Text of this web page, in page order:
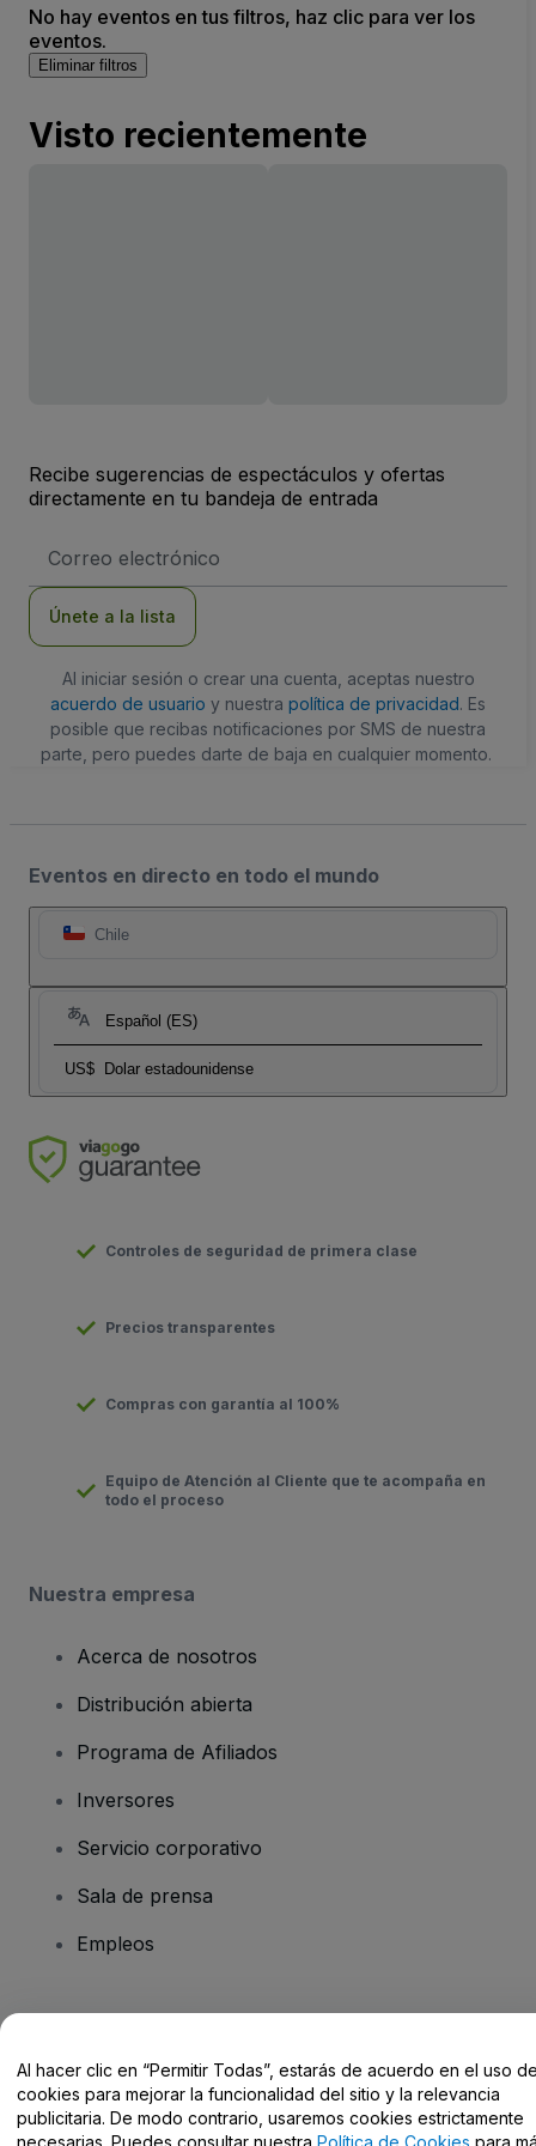
No hay eventos en tus filtros, haz clic para ver los
eventos.
Eliminar filtros
Visto recientemente
Recibe sugerencias de espectáculos y ofertas
directamente en tu bandeja de entrada
de
Únete a la lista
Al iniciar sesión o crear una cuenta, aceptas nuestro
acuerdo de usuario y nuestra política de privacidad. Es
posible que recibas notificaciones por SMS de nuestra
parte, pero puedes darte de baja en cualquier momento.
Eventos en directo en todo el mundo
Chile
Español (ES)
US$ Dolar estadounidense
Controles de seguridad de primera clase
Precios transparentes
Compras con garantía al 100%
Equipo de Atención al Cliente que te acompaña en
todo el proceso
Nuestra empresa
Acerca de nosotros
Distribución abierta
Programa de Afiliados
Inversores
Servicio corporativo
Sala de prensa
Empleos
Centro de Ayuda / Contacto
Al hacer clic en “Permitir Todas”, estarás de acuerdo en el uso
cookies para mejorar la funcionalidad del sitio y la relevancia
publicitaria. De modo contrario, usaremos cookies estrictamente
necesarias. Puedes consultar nuestra Política de Cookies para